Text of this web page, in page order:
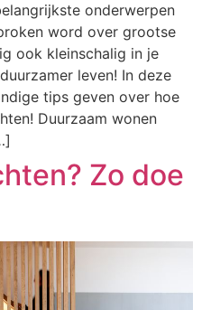
onderwerpen
word over grootse
ook kleinschalig in je
leven! In deze
tips geven over hoe
Duurzaam wonen
Zo doe